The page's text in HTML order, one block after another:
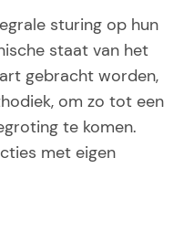
sturing op hun
staat van het
gebracht worden,
om zo tot een
te komen.
met eigen